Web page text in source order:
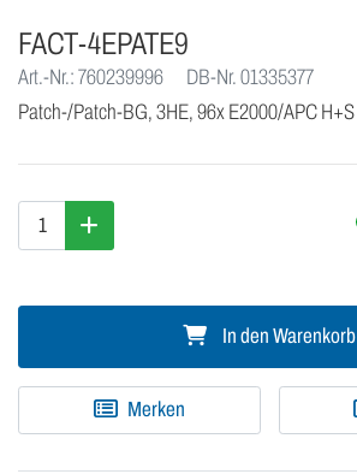
FACT-4EPATE9
Art.-Nr.: 760239996
DB-Nr. 01335377
Patch-/Patch-BG, 3HE, 96x E2000/APC H+S
In den Warenkorb
Merken